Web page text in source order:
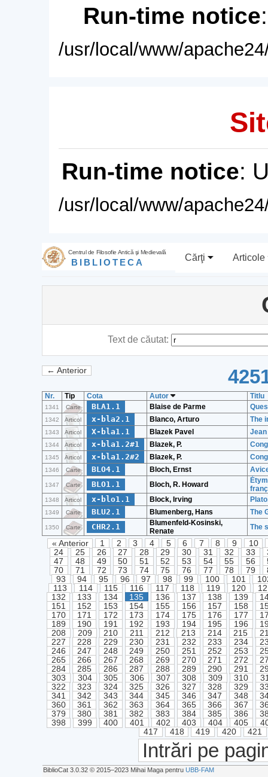
Run-time notice
/usr/local/www/
Run-time notice:
/usr/local/www/
Centrul de Filosofie Antică şi Medievală
BIBLIOTECA Cărţi Articole
Text de căutat:
← Anterior
Nr. Tip Cota Autor Titlu
1341 Carte BLA1.1 Blaise de Parme
1342 Articol x-bla2.1 Blanco, Arturo The
1343 Articol X-bla1.1 Blazek Pavel
1344 Articol x-bla1.2#1 Blazek, P.
1345 Articol x-bla1.2#2 Blazek, P.
1346 Carte BLO4.1 Bloch, Ernst
1347 Carte BLO1.1 Bloch, R. Howard
1348 Articol x-blo1.1 Block, Irving
1349 Carte BLU2.1 Blumenberg, Hans The
1350 Carte CHR2.1
Blumenfeld-Kosinski,
Renate
The
« Anterior 1 2 3 4 5 6 7 8 9
10
24
25 26 27 28 29 30 31 32 33
47
48 49 50 51 52 53 54 55 56
70
71 72 73 74 75 76 77 78 79
93
94 95 96 97 98 99 100 101
113
114 115 116 117 118 119 120
132
133 134 135 136 137 138 139
151
152 153 154 155 156 157 158
170
171 172 173 174 175 176 177
189
190 191 192 193 194 195 196
208
209 210 211 212 213 214 215
227
228 229 230 231 232 233 234
246
247 248 249 250 251 252 253
265
266 267 268 269 270 271 272
284
285 286 287 288 289 290 291
303
304 305 306 307 308 309 310
322
323 324 325 326 327 328 329
341
342 343 344 345 346 347 348
360
361 362 363 364 365 366 367
379
380 381 382 383 384 385 386
398
399 400 401 402 403 404 405
417
418 419 420 421
Intrări pe
BiblioCat 3.0.32 © 2015‒2023 Mihai Maga pentru UBB-FAM